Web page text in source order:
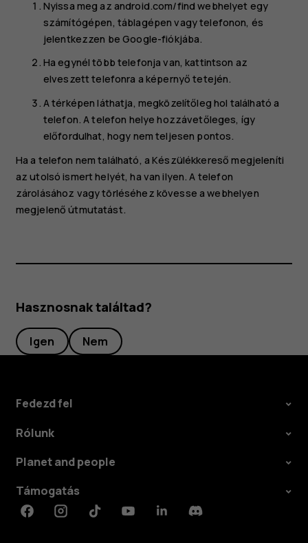
Nyissa meg az android.com/find webhelyet egy
számítógépen, táblagépen vagy telefonon, és
jelentkezzen be Google-fiókjába.
Ha egynél több telefonja van, kattintson az
elveszett telefonra a képernyő tetején.
A térképen láthatja, megközelítőleg hol található a
telefon. A telefon helye hozzávetőleges, így
előfordulhat, hogy nem teljesen pontos.
Ha a telefon nem található, a Készülékkereső megjeleníti
az utolsó ismert helyét, ha van ilyen. A telefon
zárolásához vagy törléséhez kövesse a webhelyen
megjelenő útmutatást.
Hasznosnak találtad?
Igen Nem
Fedezd fel
Rólunk
Planet and people
Támogatás
FacebookInstagramTiktokYoutubeLinkedinDiscord